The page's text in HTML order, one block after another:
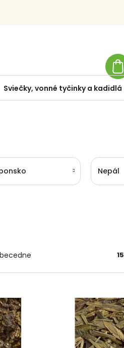
Sviečky, vonné tyčinky a kadidlá
Nepál
15